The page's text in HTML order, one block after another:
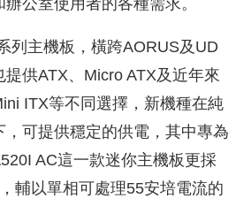
列主機板，橫跨AORUS及UD
供ATX、Micro ATX及近年來
ITX等不同選擇，新機種在純
可提供穩定的供電，其中專為
AC這一款迷你主機板更採
輔以單相可處理55安培電流的